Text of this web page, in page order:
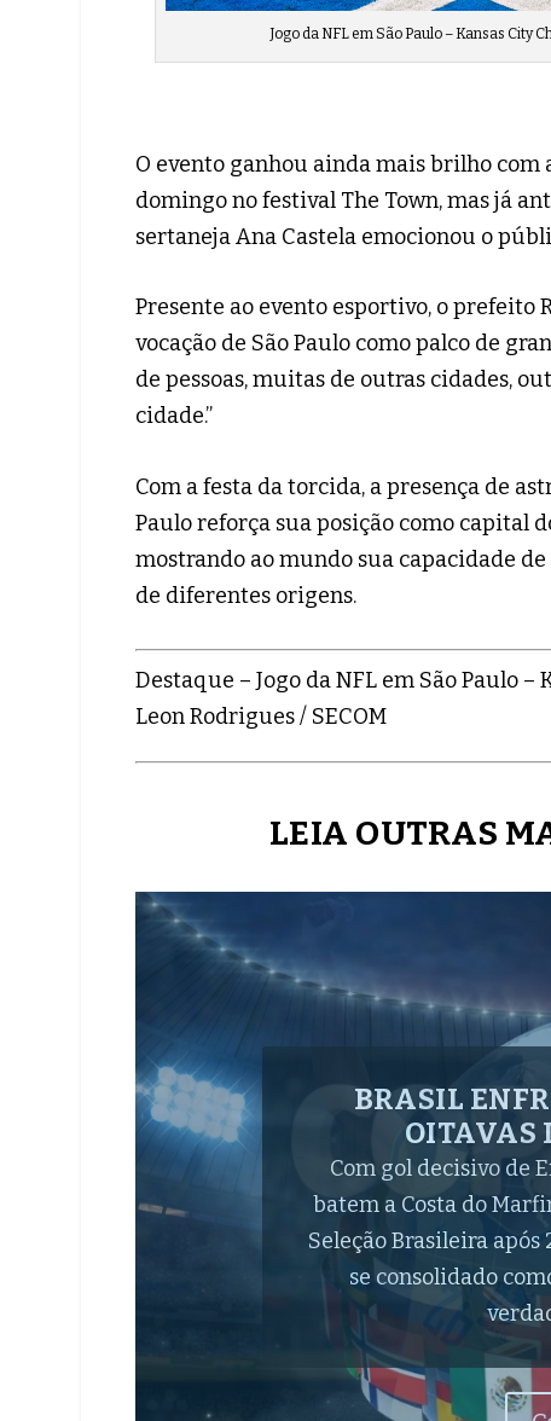
Jogo da NFL em São Paulo – Kansas City
O evento ganhou ainda mais brilho com
domingo no festival The Town, mas já
sertaneja Ana Castela emocionou o
Presente ao evento esportivo, o prefeito
vocação de São Paulo como palco de
de pessoas, muitas de outras cidades,
cidade.”
Com a festa da torcida, a presença de
Paulo reforça sua posição como capital
mostrando ao mundo sua capacidade
de diferentes origens.
Destaque – Jogo da NFL em São Paulo –
Leon Rodrigues / SECOM
LEIA OUTRAS
BRASIL VENCE
1 E JOGA NO
Casemiro e Gabriel
Canarinho em
equipe de Carlo
Costa do Marfim Foi no